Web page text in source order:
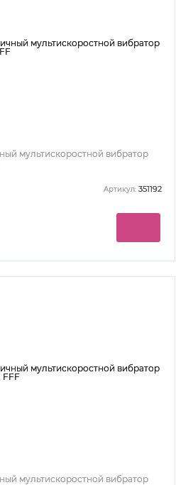
мультискоростной вибратор
Артикул: 351192
мультискоростной вибратор